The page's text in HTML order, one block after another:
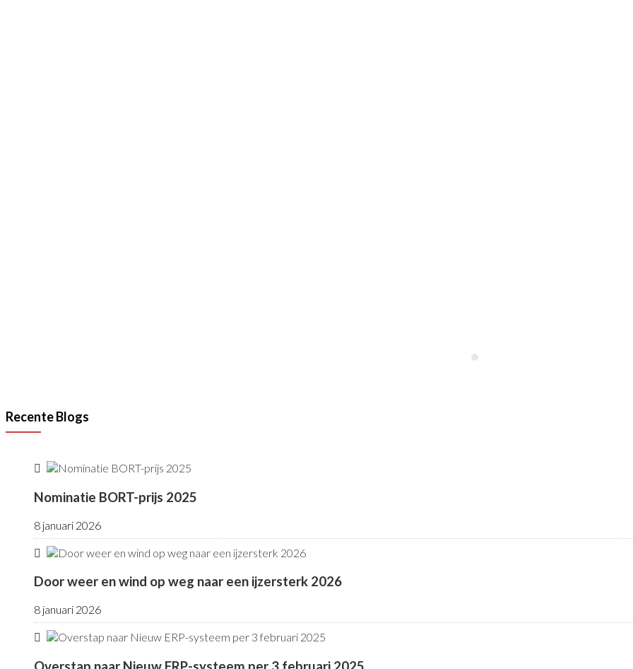
Recente Blogs
Nominatie BORT-prijs 2025
8 januari 2026
Door weer en wind op weg naar een ijzersterk 2026
8 januari 2026